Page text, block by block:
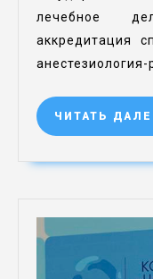
лечебное
аккредитация
ЧИТАТЬ